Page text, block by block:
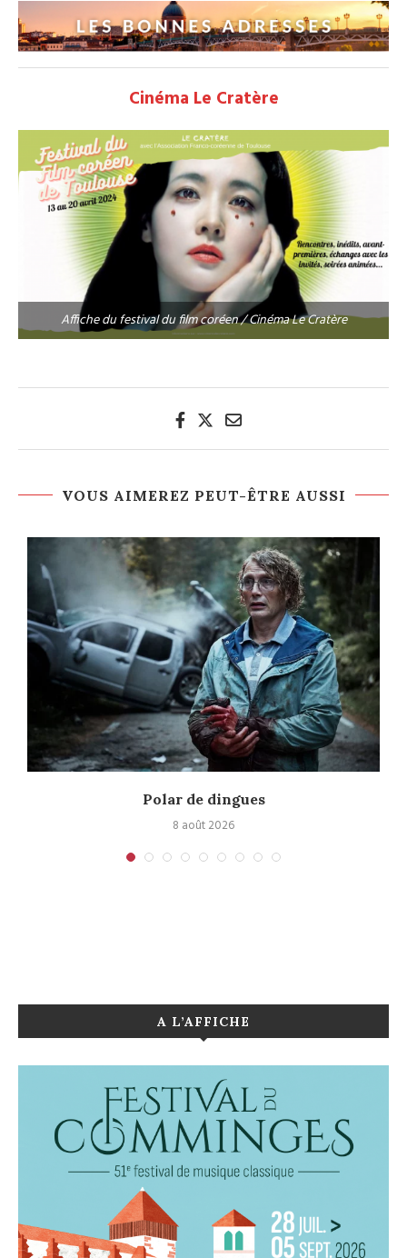
Cinéma Le Cratère
Affiche du festival du film coréen / Cinéma Le Cratère
VOUS AIMEREZ PEUT-ÊTRE AUSSI
Polar de dingues
8 août 2026
A L’AFFICHE